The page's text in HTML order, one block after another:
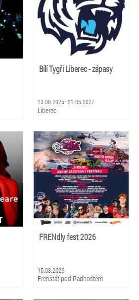
Bílí Tygři Liberec - zápasy
13.08.2026–31.05.2027
Liberec
FRENdly fest 2026
15.08.2026
Frenštát pod Radhoštěm